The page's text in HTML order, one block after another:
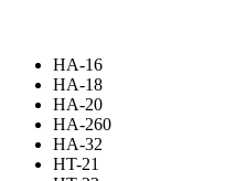
HA-16
HA-18
HA-20
HA-260
HA-32
HT-21